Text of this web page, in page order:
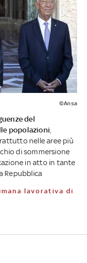
©Ansa
del
popolazioni,
nelle aree più
di sommersione
in atto in tante
Repubblica